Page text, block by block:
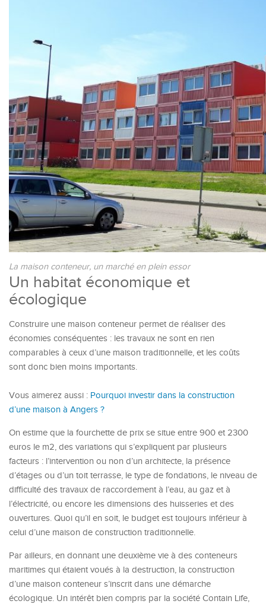
La maison conteneur, un marché en plein essor
Un habitat économique et
écologique
Construire une maison conteneur permet de réaliser des
économies conséquentes : les travaux ne sont en rien
comparables à ceux d’une maison traditionnelle, et les coûts
sont donc bien moins importants.
Vous aimerez aussi : Pourquoi investir dans la construction
d’une maison à Angers ?
On estime que la fourchette de prix se situe entre 900 et 2300
euros le m2, des variations qui s’expliquent par plusieurs
facteurs : l’intervention ou non d’un architecte, la présence
d’étages ou d’un toit terrasse, le type de fondations, le niveau de
difficulté des travaux de raccordement à l’eau, au gaz et à
l’électricité, ou encore les dimensions des huisseries et des
ouvertures. Quoi qu’il en soit, le budget est toujours inférieur à
celui d’une maison de construction traditionnelle.
Par ailleurs, en donnant une deuxième vie à des conteneurs
maritimes qui étaient voués à la destruction, la construction
d’une maison conteneur s’inscrit dans une démarche
écologique. Un intérêt bien compris par la société Contain Life,